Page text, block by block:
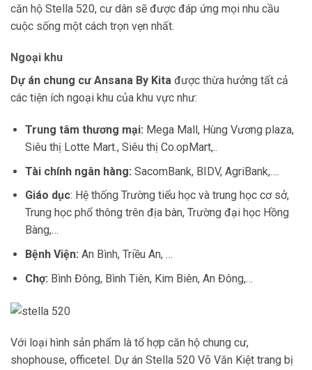
căn hộ Stella 520, cư dân sẽ được đáp ứng mọi nhu cầu
cuộc sống một cách trọn vẹn nhất.
Ngoại khu
Dự án chung cưAnsana By Kita được thừa hưởng tất cả
các tiện ích ngoại khu của khu vực như:
Trung tâm thương mại: Mega Mall, Hùng Vương plaza,
Siêu thị Lotte Mart., Siêu thị Co.opMart,..
Tài chính ngân hàng: SacomBank, BIDV, AgriBank,….
Giáo dục: Hệ thống Trường tiểu học và trung học cơ sở,
Trung học phổ thông trên địa bàn, Trường đại học Hồng
Bàng,…
Bệnh Viện: An Bình, Triều An, …
Chợ: Bình Đông, Bình Tiên, Kim Biên, An Đông,…
Với loại hình sản phẩm là tổ hợp căn hộ chung cư,
shophouse, officetel. Dự án Stella 520 Võ Văn Kiệt trang bị